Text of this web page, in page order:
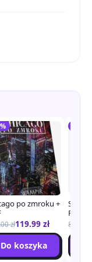
po zmroku +
zł119.99zł
Do koszyka
RPG
84.99